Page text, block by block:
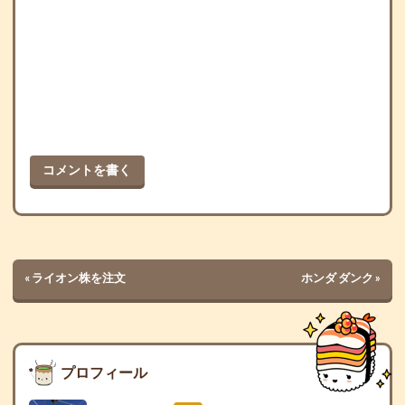
コメントを書く
«ライオン株を注文 ホンダ ダンク»
プロフィール